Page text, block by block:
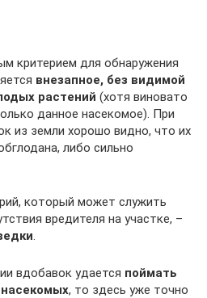
критерием для обнаружения
внезапное, без видимой
растений (хотя виновато
данное насекомое). При
из земли хорошо видно, что их
либо сильно
который может служить
вредителя на участке, –
вдобавок удается поймать
, то здесь уже точно